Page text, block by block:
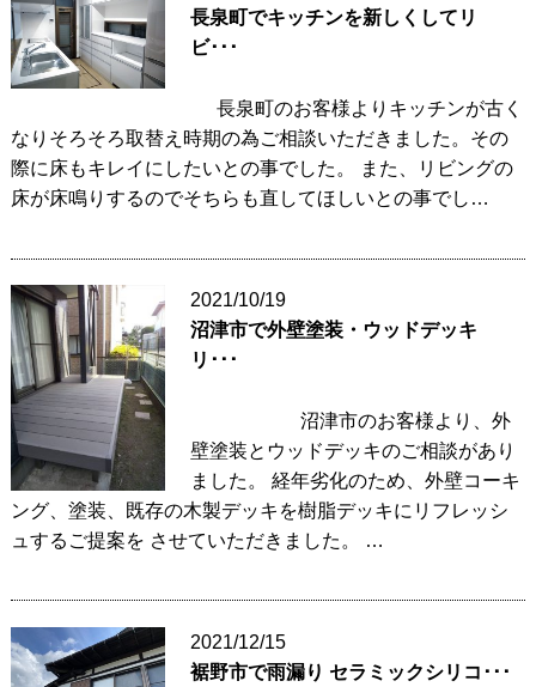
長泉町でキッチンを新しくしてリ
ビ･･･
長泉町のお客様よりキッチンが古く
なりそろそろ取替え時期の為ご相談いただきました。その
際に床もキレイにしたいとの事でした。 また、リビングの
床が床鳴りするのでそちらも直してほしいとの事でし…
2021/10/19
沼津市で外壁塗装・ウッドデッキ
リ･･･
沼津市のお客様より、外
壁塗装とウッドデッキのご相談があり
ました。 経年劣化のため、外壁コーキ
ング、塗装、既存の木製デッキを樹脂デッキにリフレッシ
ュするご提案を させていただきました。 …
2021/12/15
裾野市で雨漏り セラミックシリコ･･･